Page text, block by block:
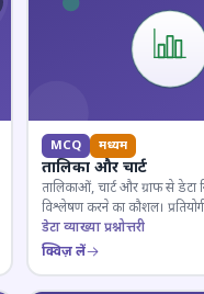
MCQ मध्यम
तालिका और चार्ट
तालिकाओं, चार्ट और ग्राफ से डेटा
विश्लेषण करने का कौशल।
अनिवार्य।
डेटा व्याख्या प्रश्नोत्तरी
क्विज़ लें